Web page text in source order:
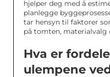
hjelper deg med å
planlegge
tar hensyn til faktorer
på tomten, materialvalg
Hva er
ulempene